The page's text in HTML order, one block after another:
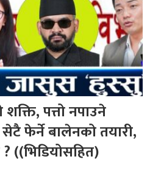
पत्तो नपाउने
फेर्ने बालेनको तयारी,
((भिडियोसहित)